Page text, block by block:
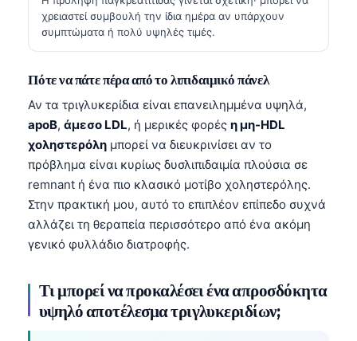
χρειαστεί συμβουλή την ίδια ημέρα αν υπάρχουν
συμπτώματα ή πολύ υψηλές τιμές.
Πότε να πάτε πέρα από το λιπιδαιμικό πάνελ
Αν τα τριγλυκερίδια είναι επανειλημμένα υψηλά,
apoB, άμεσο LDL, ή μερικές φορές η μη-HDL
χοληστερόλη μπορεί να διευκρινίσει αν το
πρόβλημα είναι κυρίως δυσλιπιδαιμία πλούσια σε
remnant ή ένα πιο κλασικό μοτίβο χοληστερόλης.
Στην πρακτική μου, αυτό το επιπλέον επίπεδο συχνά
αλλάζει τη θεραπεία περισσότερο από ένα ακόμη
γενικό φυλλάδιο διατροφής.
Τι μπορεί να προκαλέσει ένα απροσδόκητα
υψηλό αποτέλεσμα τριγλυκεριδίων;
Galego
Latviešu valoda
Euskara
Gàidhlig
Occitan
العربية المغربية
Afrikaans
Монгол
ພາສາລາວ
Cebuano